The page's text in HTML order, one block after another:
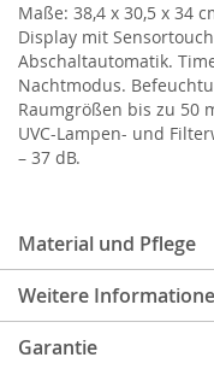
Material und Pflege
Weitere
Garantie
Maße: 38,4 x 30,5 x 34
Display mit
Abschaltautomatik.
Nachtmodus.
Raumgrößen bis zu 50
UVC-Lampen- und
– 37 dB.